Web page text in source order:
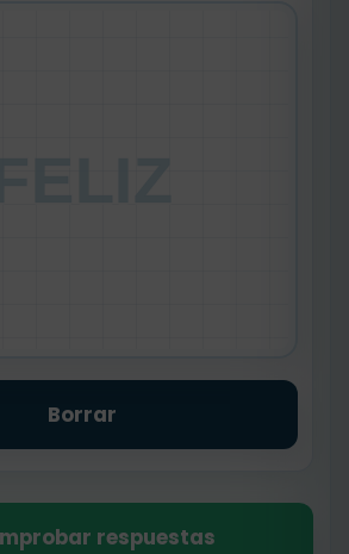
Borrar
respuestas